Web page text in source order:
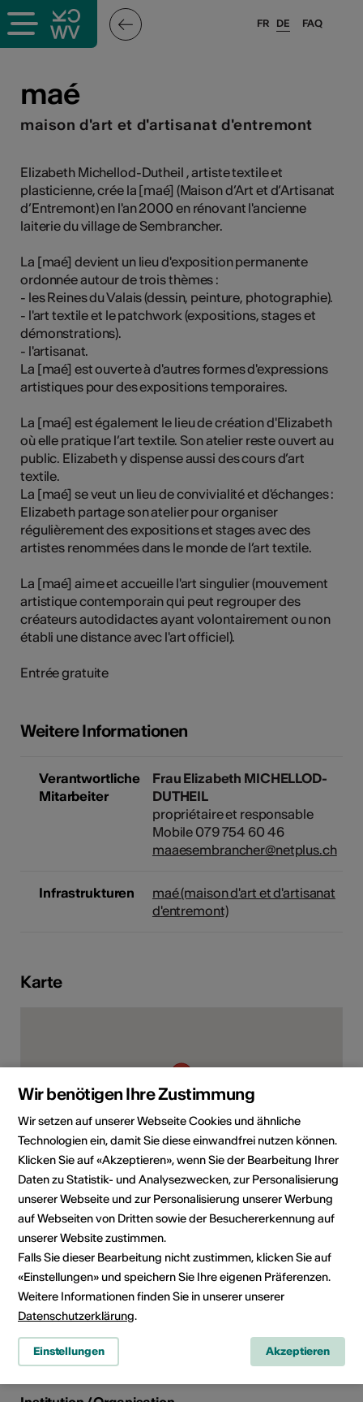
FAQ
FR DE
maé
maison d'art et d'artisanat d'entremont
Elizabeth Michellod-Dutheil , artiste textile et
plasticienne, crée la [maé] (Maison d’Art et d’Artisanat
d’Entremont) en l'an 2000 en rénovant l'ancienne
laiterie du village de Sembrancher.
La [maé] devient un lieu d'exposition permanente
ordonnée autour de trois thèmes :
- les Reines du Valais (dessin, peinture, photographie).
- l'art textile et le patchwork (expositions, stages et
démonstrations).
- l'artisanat.
La [maé] est ouverte à d'autres formes d'expressions
artistiques pour des expositions temporaires.
La [maé] est également le lieu de création d'Elizabeth
où elle pratique l’art textile. Son atelier reste ouvert au
public. Elizabeth y dispense aussi des cours d’art
textile.
La [maé] se veut un lieu de convivialité et d'échanges :
Elizabeth partage son atelier pour organiser
régulièrement des expositions et stages avec des
artistes renommées dans le monde de l’art textile.
La [maé] aime et accueille l'art singulier (mouvement
artistique contemporain qui peut regrouper des
créateurs autodidactes ayant volontairement ou non
établi une distance avec l'art officiel).
Entrée gratuite
Weitere Informationen
Verantwortliche
Mitarbeiter
Frau Elizabeth MICHELLOD-
DUTHEIL
propriétaire et responsable
Mobile 079 754 60 46
maaesembrancher@netplus.ch
Infrastrukturen
maé (maison d'art et d'artisanat
d'entremont)
Karte
la place 28, 1933 Sembrancher
Route planen
ÖV Fahrplan
Wir benötigen Ihre Zustimmung
Wir setzen auf unserer Webseite Cookies und ähnliche
Technologien ein, damit Sie diese einwandfrei nutzen können.
Klicken Sie auf «Akzeptieren», wenn Sie der Bearbeitung Ihrer
Daten zu Statistik- und Analysezwecken, zur Personalisierung
unserer Webseite und zur Personalisierung unserer Werbung
auf Webseiten von Dritten sowie der Besuchererkennung auf
unserer Website zustimmen.
Falls Sie dieser Bearbeitung nicht zustimmen, klicken Sie auf
«Einstellungen» und speichern Sie Ihre eigenen Präferenzen.
Weitere Informationen finden Sie in unserer unserer
Datenschutzerklärung.
Einstellungen Akzeptieren